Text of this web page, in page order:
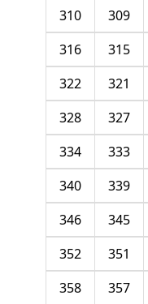
309
310
315
316
321
322
327
328
333
334
339
340
345
346
351
352
357
358